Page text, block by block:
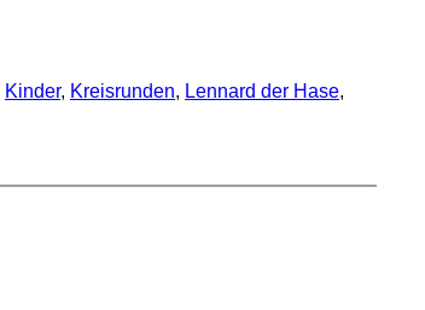
Kinder, Kreisrunden, Lennard der Hase